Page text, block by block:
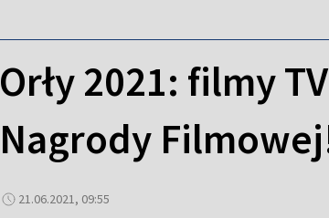
Orły 2021: filmy
Nagrody
21.06.2021, 09:55